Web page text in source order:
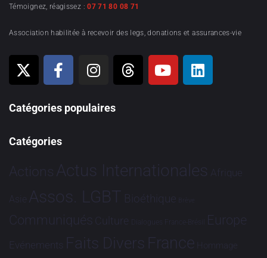
Témoignez, réagissez :07 71 80 08 71
Association habilitée à recevoir des legs, donations et assurances-vie
Catégories populaires
Catégories
Actions Actus Internationales Afrique
Asie Assos. LGBT Bioéthique Brève
Communiqués Culture Dialogues France-Brésil Europe
Evénements Faits Divers France Hommage